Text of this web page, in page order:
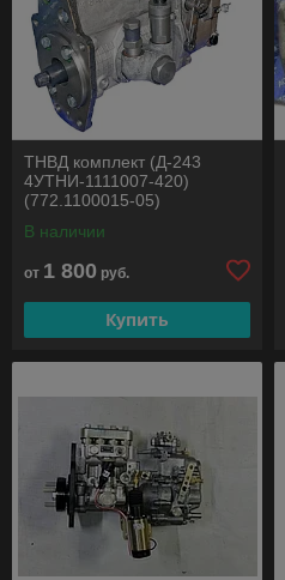
ТНВД комплект (Д-243
4УТНИ-1111007-420)
(772.1100015-05)
В наличии
от 1 800 руб.
Купить